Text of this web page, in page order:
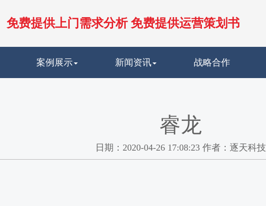
免费提供上门需求分析 免费提供运营策划书
案例展示 新闻资讯 战略合作
睿龙
日期：2020-04-26 17:08:23 作者：逐天科技